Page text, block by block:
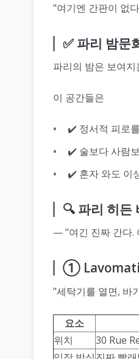
"여기엔 간판이 없
✅ 파리 밤문
파리의 밤은 보여
이 공간들은
✔️ 정서적 피로
✔️ 술보다 사람
✔️ 혼자 와도 이
🔍 파리 히든
— "여긴 진짜 간다.
①
"세탁기를 열면, 바
요소
위치
30 Rue